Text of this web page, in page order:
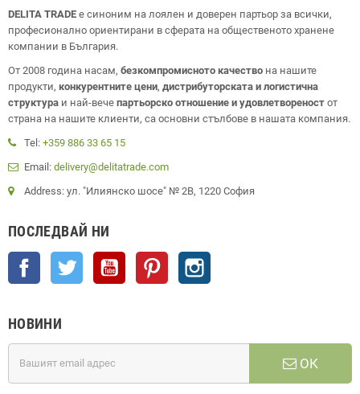
DELITA TRADE е синоним на лоялен и доверен партьор за всички,
професионално ориентирани в сферата на общественото хранене
компании в България.
От 2008 година насам, безкомпромисното качество на нашите
продукти, конкурентните цени, дистрибуторската и логистична
структура и най-вече партьорско отношение и удовлетвореност от
страна на нашите клиенти, са основни стълбове в нашата компания.
Tel: +359 886 33 65 15
Email: delivery@delitatrade.com
Address: ул. "Илиянско шосе" № 2В, 1220 София
ПОСЛЕДВАЙ НИ
Facebook Twitter YouTube Pinterest
НОВИНИ
ОК